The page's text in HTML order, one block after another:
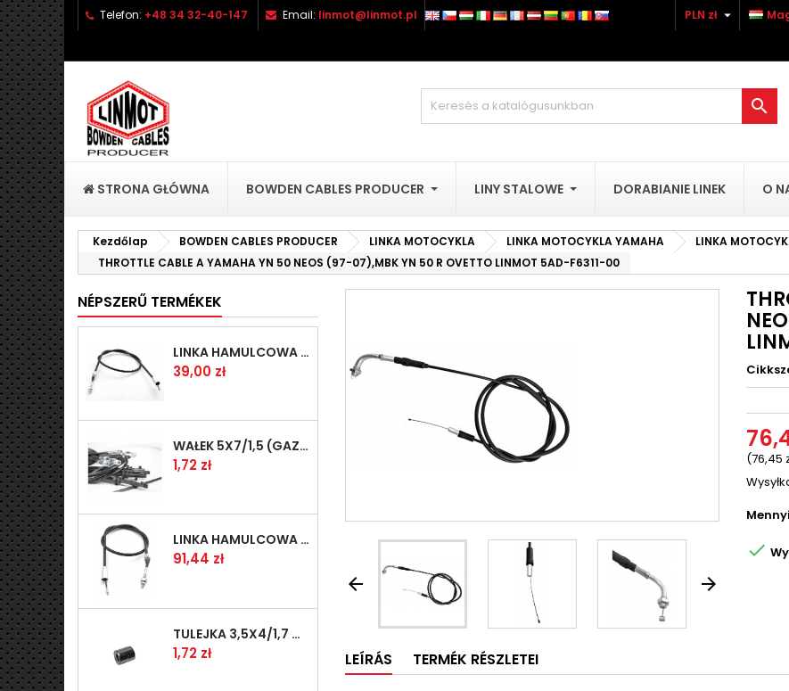
add_circle_outlineUtwórz nową
((label))
((cancelText))
Be kell jelentkezned a termékek kívánságlistába történő
Telefon: +48 34 32-40-147 Email: linmot@linmot.pl PLN zł 

STRONA GŁÓWNA BOWDEN CABLES PRODUCER LINY STALOWE DORABIANIE LINEK O
Kezdőlap BOWDEN CABLES PRODUCER LINKA MOTOCYKLA LINKA MOTOCYKLA YAMAHA
LINKA
THROTTLE CABLE A YAMAHA YN 50 NEOS (97-07),MBK YN 50 R OVETTO LINMOT 5AD-F6311-00
NÉPSZERŰ TERMÉKEK
LINKA HAMULCOWA PRZYCZEPY KNOTT 1440/1230 33921-1.14
Ár
39,00 zł
WAŁEK 5X7/1,5 (GAZ WSK)(PR5)
Ár
1,72 zł
LINKA HAMULCOWA PRZYCZEPY KNOTT 1240/1030 33921-1.11S
Ár
91,44 zł
TULEJKA 3,5X4/1,7 GAZÓW -OCYNK
Ár
1,72 zł
 
(76,45

LEÍRÁS TERMÉK RÉSZLETEI